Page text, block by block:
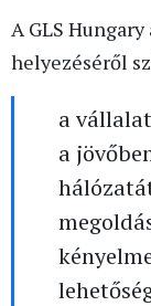
A GLS
helyezéséről
a
a